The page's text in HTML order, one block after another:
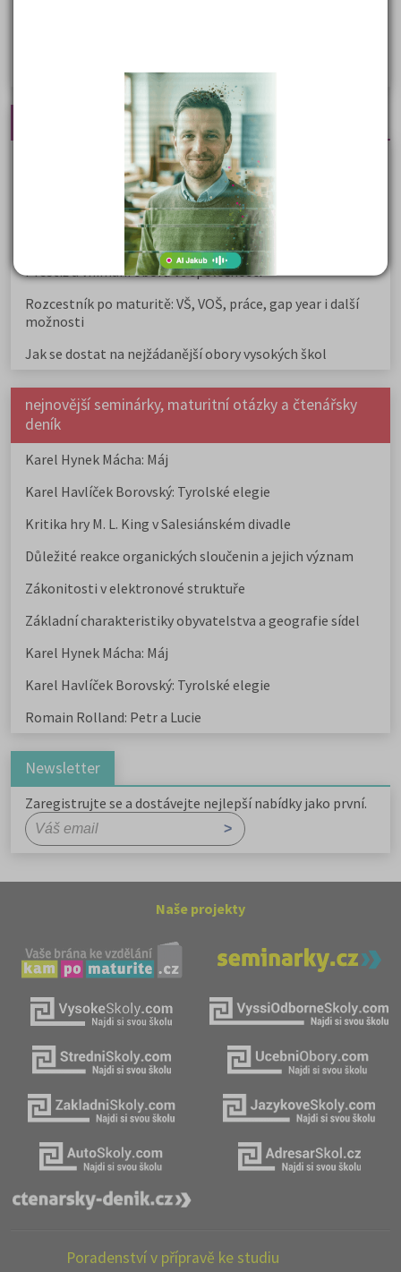
Policejní akademie
Nejčtenější články
Kdy vysoké školy pořádají dny otevřených dveří
Na které fakulty se dostanete bez přijímaček 2026?
Samostudium vs. přípravný kurz: Co opravdu funguje u
přijímaček na VŠ?
Prestiž a vnímání oborů ve společnosti
Rozcestník po maturitě: VŠ, VOŠ, práce, gap year i další
možnosti
Jak se dostat na nejžádanější obory vysokých škol
nejnovější seminárky, maturitní otázky a čtenářsky
deník
Karel Hynek Mácha: Máj
Karel Havlíček Borovský: Tyrolské elegie
Kritika hry M. L. King v Salesiánském divadle
Důležité reakce organických sloučenin a jejich význam
Zákonitosti v elektronové struktuře
Základní charakteristiky obyvatelstva a geografie sídel
Karel Hynek Mácha: Máj
Karel Havlíček Borovský: Tyrolské elegie
Romain Rolland: Petr a Lucie
Newsletter
Zaregistrujte se a dostávejte nejlepší nabídky jako první.
Naše projekty
Poradenství v přípravě ke studiu